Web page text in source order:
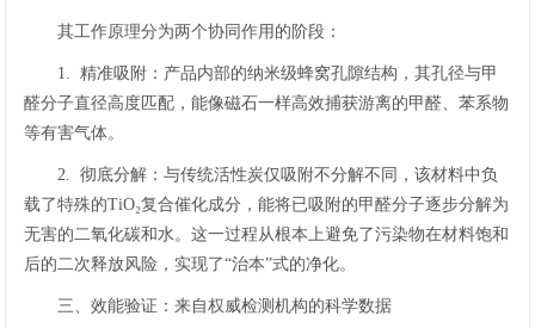
其工作原理分为两个协同作用的阶段：
1. 精准吸附：产品内部的纳米级蜂窝孔隙结构，其孔径与甲
醛分子直径高度匹配，能像磁石一样高效捕获游离的甲醛、苯系物
等有害气体。
2. 彻底分解：与传统活性炭仅吸附不分解不同，该材料中负
载了特殊的TiO₂复合催化成分，能将已吸附的甲醛分子逐步分解为
无害的二氧化碳和水。这一过程从根本上避免了污染物在材料饱和
后的二次释放风险，实现了“治本”式的净化。
三、效能验证：来自权威检测机构的科学数据